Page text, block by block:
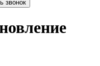
звонок